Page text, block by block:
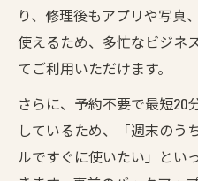
り、修理後もアプリや写真
使えるため、多忙なビジネ
てご利用いただけます。
さらに、予約不要で最短20
しているため、「週末のう
ルですぐに使いたい」とい